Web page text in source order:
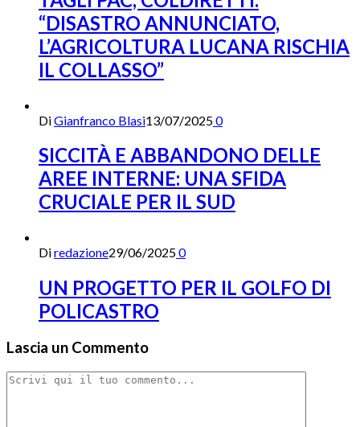
“DISASTRO ANNUNCIATO,
L’AGRICOLTURA LUCANA RISCHIA
IL COLLASSO”
DiGianfranco Blasi13/07/20250
SICCITÀ E ABBANDONO DELLE
AREE INTERNE: UNA SFIDA
CRUCIALE PER IL SUD
Diredazione29/06/20250
UN PROGETTO PER IL GOLFO DI
POLICASTRO
Lascia un Commento